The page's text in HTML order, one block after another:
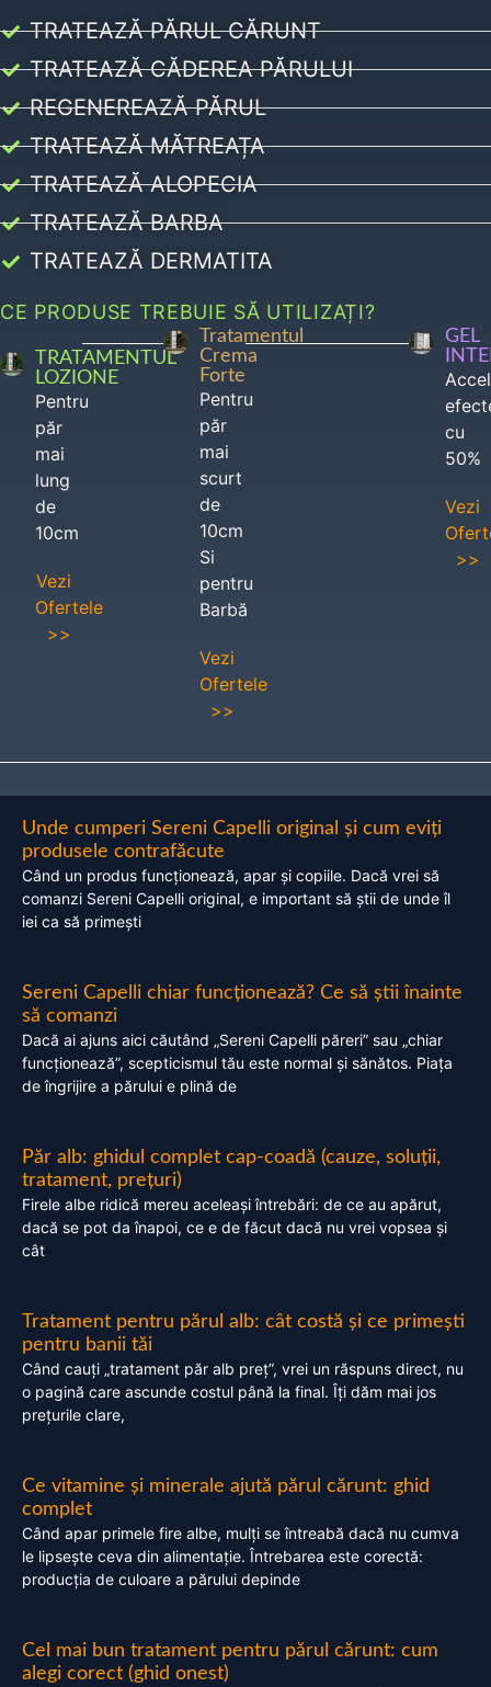
TRATEAZĂ PĂRUL CĂRUNT
TRATEAZĂ CĂDEREA PĂRULUI
REGENEREAZĂ PĂRUL
TRATEAZĂ MĂTREAȚA
TRATEAZĂ ALOPECIA
TRATEAZĂ BARBA
TRATEAZĂ DERMATITA
CE PRODUSE TREBUIE SĂ UTILIZAȚI?
TRATAMENTUL
LOZIONE
Pentru
păr
mai
lung
de
10cm
Vezi
Ofertele
>>
Tratamentul
Crema
Forte
Pentru
păr
mai
scurt
de
10cm
Si
pentru
Barbă
Vezi
Ofertele
>>
GEL
cu
50%
Vezi
>>
Unde cumperi Sereni Capelli original și cum eviți
produsele contrafăcute
Când un produs funcționează, apar și copiile. Dacă vrei să
comanzi Sereni Capelli original, e important să știi de unde îl
iei ca să primești
Sereni Capelli chiar funcționează? Ce să știi înainte
să comanzi
Dacă ai ajuns aici căutând „Sereni Capelli păreri” sau „chiar
funcționează”, scepticismul tău este normal și sănătos. Piața
de îngrijire a părului e plină de
Păr alb: ghidul complet cap-coadă (cauze, soluții,
tratament, prețuri)
Firele albe ridică mereu aceleași întrebări: de ce au apărut,
dacă se pot da înapoi, ce e de făcut dacă nu vrei vopsea și
cât
Tratament pentru părul alb: cât costă și ce primești
pentru banii tăi
Când cauți „tratament păr alb preț”, vrei un răspuns direct, nu
o pagină care ascunde costul până la final. Îți dăm mai jos
prețurile clare,
Ce vitamine și minerale ajută părul cărunt: ghid
complet
Când apar primele fire albe, mulți se întreabă dacă nu cumva
le lipsește ceva din alimentație. Întrebarea este corectă:
producția de culoare a părului depinde
Cel mai bun tratament pentru părul cărunt: cum
alegi corect (ghid onest)